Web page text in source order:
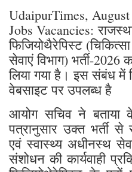
UdaipurTimes,
Jobs Vacancies:
फिजियोथैरेपिस्ट
सेवाएं विभाग) भर्ती-2026
लिया गया है। इस संबंध में
वेबसाइट पर उपलब्ध है
आयोग सचिव ने बताया
पत्रानुसार उक्त भर्ती से
एवं स्वास्थ्य अधीनस्थ
संशोधन की कार्यवाही